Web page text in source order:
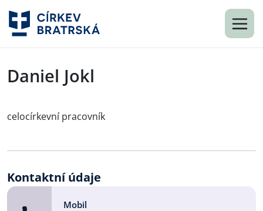
Daniel Jokl
celocírkevní pracovník
Kontaktní údaje
Mobil